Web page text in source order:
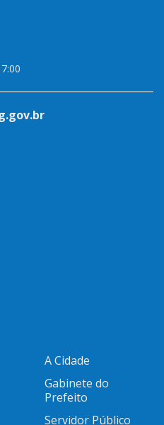
A Cidade
Gabinete do
Prefeito
Servidor Público